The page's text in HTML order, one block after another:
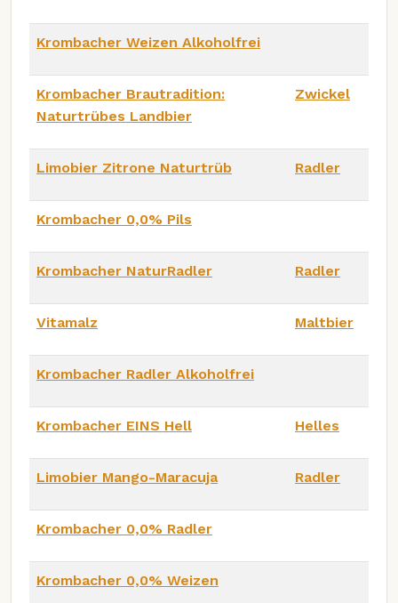
Krombacher Weizen Alkoholfrei
Krombacher Brautradition:
Naturtrübes Landbier
Zwickel
Limobier Zitrone Naturtrüb Radler
Krombacher 0,0% Pils
Krombacher NaturRadler Radler
Vitamalz Maltbier
Krombacher Radler Alkoholfrei
Krombacher EINS Hell Helles
Limobier Mango-Maracuja Radler
Krombacher 0,0% Radler
Krombacher 0,0% Weizen